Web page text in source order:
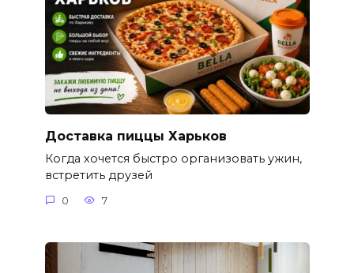
Доставка пиццы Харьков
Когда хочется быстро организовать ужин,
встретить друзей
0 7